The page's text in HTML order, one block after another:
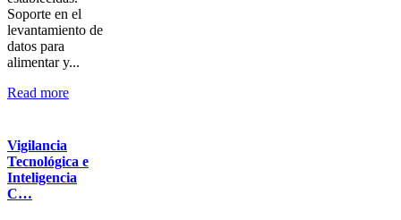
Soporte en el
levantamiento de
datos para
alimentar y...
Read more
Vigilancia
Tecnológica e
Inteligencia
C…